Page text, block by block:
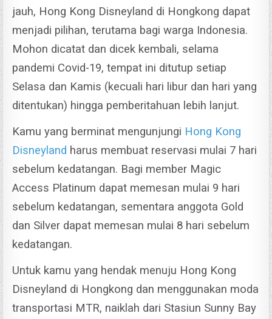
jauh, Hong Kong Disneyland di Hongkong dapat
menjadi pilihan, terutama bagi warga Indonesia.
Mohon dicatat dan dicek kembali, selama
pandemi Covid-19, tempat ini ditutup setiap
Selasa dan Kamis (kecuali hari libur dan hari yang
ditentukan) hingga pemberitahuan lebih lanjut.
Kamu yang berminat mengunjungi Hong Kong
Disneyland harus membuat reservasi mulai 7 hari
sebelum kedatangan. Bagi member Magic
Access Platinum dapat memesan mulai 9 hari
sebelum kedatangan, sementara anggota Gold
dan Silver dapat memesan mulai 8 hari sebelum
kedatangan.
Untuk kamu yang hendak menuju Hong Kong
Disneyland di Hongkong dan menggunakan moda
transportasi MTR, naiklah dari Stasiun Sunny Bay